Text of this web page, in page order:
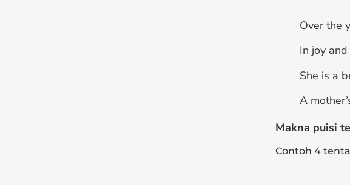
Over the
In joy
She is a
A
Makna puisi
Contoh 4